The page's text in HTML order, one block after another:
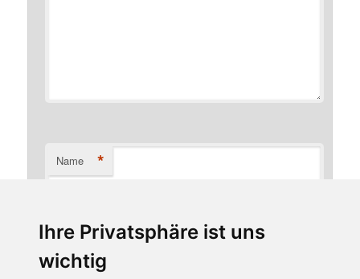
Ihre Privatsphäre ist uns
wichtig
Name *
E-Mail-Adresse *